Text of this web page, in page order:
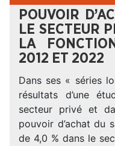
POUVOIR
LE SECTEUR
LA
2012 ET 2022
Dans ses « séries
résultats d’une
secteur privé et
pouvoir d’achat du
de 4,0 % dans le